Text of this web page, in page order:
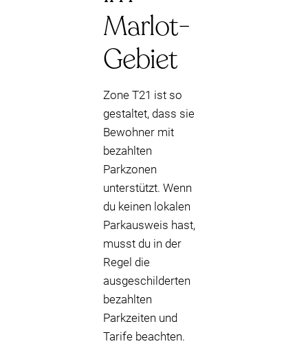
Marlot-
Gebiet
Zone T21 ist so
gestaltet, dass sie
Bewohner mit
bezahlten
Parkzonen
unterstützt. Wenn
du keinen lokalen
Parkausweis hast,
musst du in der
Regel die
ausgeschilderten
bezahlten
Parkzeiten und
Tarife beachten.